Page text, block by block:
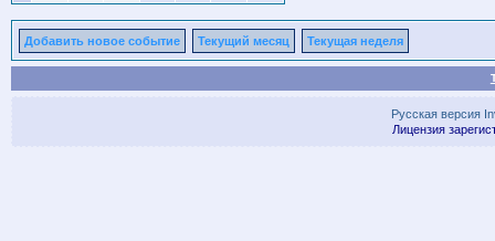
Добавить новое событие Текущий месяц Текущая неделя
Русская версия
Лицензия